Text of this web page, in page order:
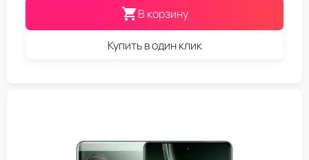
В корзину
Купить в один клик